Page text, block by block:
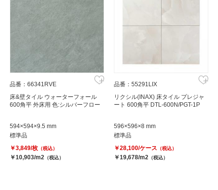
品番：66341RVE
床&壁タイル ウォーターフォール
600角平 外床用 色:シルバーフロー
594×594×9.5 mm
標準品
￥3,849/枚 （税込）
￥10,903/m2 （税込）
品番：55291LIX
リクシル(INAX) 床タイル プレジャ
ート 600角平 DTL-600N/PGT-1P
596×596×8 mm
標準品
￥28,100/ケース （税込）
￥19,678/m2 （税込）